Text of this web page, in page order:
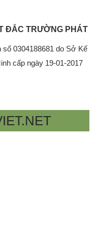
ĐẮC TRƯỜNG PHÁT
0304188681 do Sở Kế
cấp ngày 19-01-2017